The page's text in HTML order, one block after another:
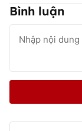
Bình luận